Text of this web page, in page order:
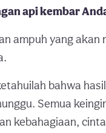
api kembar
ampuh yang akan
bahwa
Semua
kebahagiaan,